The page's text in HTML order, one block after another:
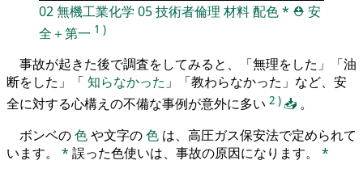
02無機工業化学 05技術者倫理 材料配色* ⛑️ 安
全＋第一 1 )
事故が起きた後で調査をしてみると、「無理をした」「油
断をした」「 知らなかった 」「教わらなかった」など、安
全に対する心構えの不備な事例が意外に多い 2 ) 📥 。
ボンベの色や文字の色 は、高圧ガス保安法で定められて
います。 * 誤った色使いは、事故の原因になります。 *